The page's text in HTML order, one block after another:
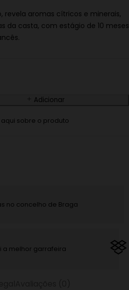
revela aromas cítricos e minerais,
da casta, com estágio de 10 meses
Adicionar
sobre o produto
no concelho de Braga
a melhor garrafeira